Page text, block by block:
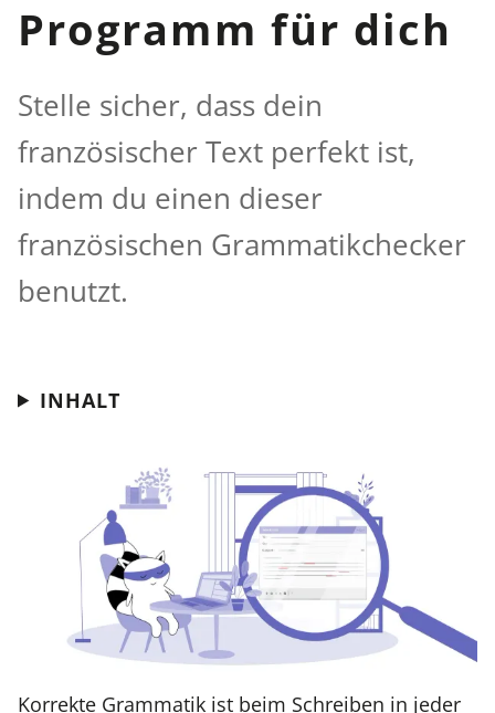
Programm für dich
Stelle sicher, dass dein
französischer Text perfekt ist,
indem du einen dieser
französischen Grammatikchecker
benutzt.
INHALT
Korrekte Grammatik ist beim Schreiben in jeder